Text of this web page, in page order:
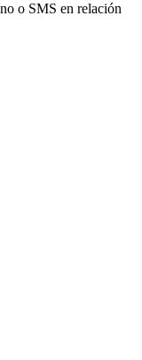
o SMS en relación